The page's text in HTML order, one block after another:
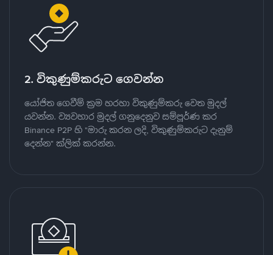
2. විකුණුම්කරුට ගෙවන්න
යෝජිත ගෙවීම් ක්‍රම හරහා විකුණුම්කරු වෙත මුදල්
යවන්න. ව්‍යවහාර මුදල් ගනුදෙනුව සම්පූර්ණ කර
Binance P2P හි "මාරු කරන ලදි, විකුණුම්කරුට දැනුම්
දෙන්න" ක්ලික් කරන්න.